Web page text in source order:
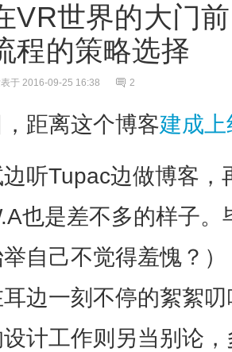
VR世界的大门
程的策略选择
于 2016-09-25 16:38 2
距离这个博客建成上
听Tupac边做博客
也是差不多的样子
自己不觉得羞愧？
边一刻不停的絮絮
设计工作则另当别论